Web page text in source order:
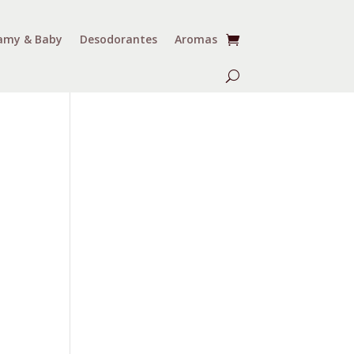
& Baby Desodorantes Aromas